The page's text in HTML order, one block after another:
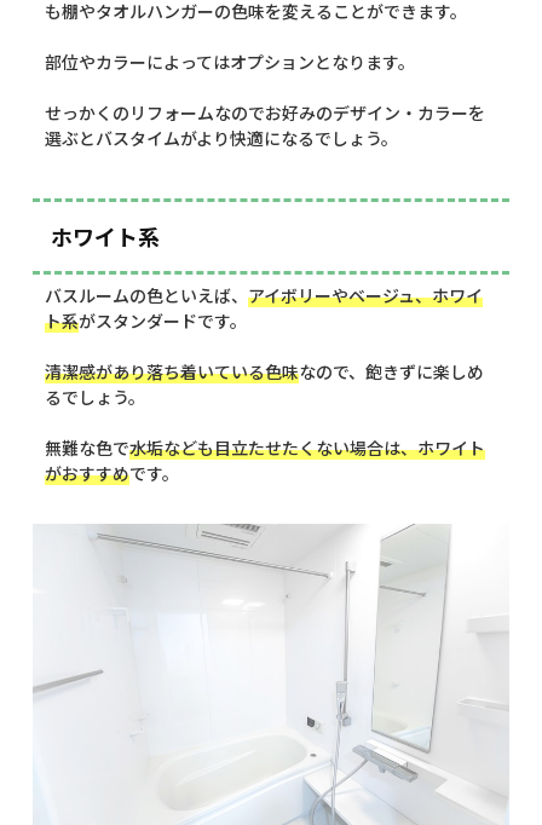
も棚やタオルハンガーの色味を変えることができます。
部位やカラーによってはオプションとなります。
せっかくのリフォームなのでお好みのデザイン・カラーを
選ぶとバスタイムがより快適になるでしょう。
ホワイト系
バスルームの色といえば、 アイボリーやベージュ、ホワイ
ト系がスタンダードです。
清潔感があり落ち着いている色味なので、飽きずに楽しめ
るでしょう。
無難な色で水垢なども目立たせたくない場合は、ホワイト
がおすすめです。